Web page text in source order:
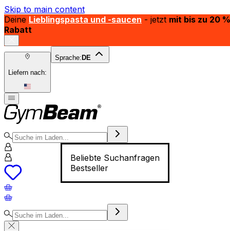
Skip to main content
Deine Lieblingspasta und -saucen - jetzt mit bis zu 20 %
Rabatt
Liefern nach:
Sprache: DE
Beliebte Suchanfragen
Bestseller